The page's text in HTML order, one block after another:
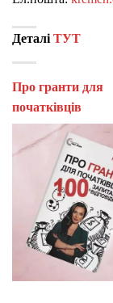
Деталі ТУТ
Про гранти для
початківців